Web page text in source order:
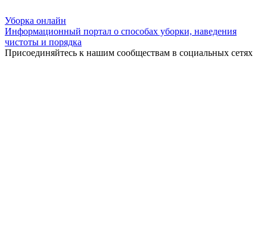
Уборка онлайн
Информационный портал о способах уборки, наведения
чистоты и порядка
Присоединяйтесь к нашим сообществам в социальных сетях